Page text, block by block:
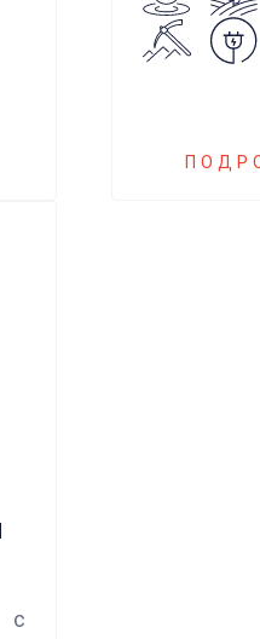
давления,
систему
с